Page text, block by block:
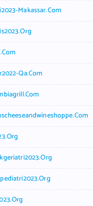
Makassar.com
Qa.com